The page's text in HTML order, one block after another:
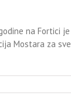
na Fortici
Mostara za